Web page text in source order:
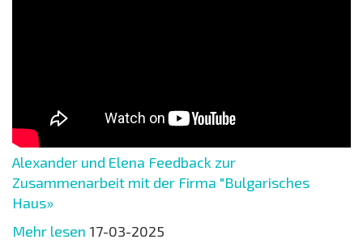
Alexander und Elena Feedback zur
Zusammenarbeit mit der Firma "Bulgarisches
Haus»
Mehr lesen 17-03-2025